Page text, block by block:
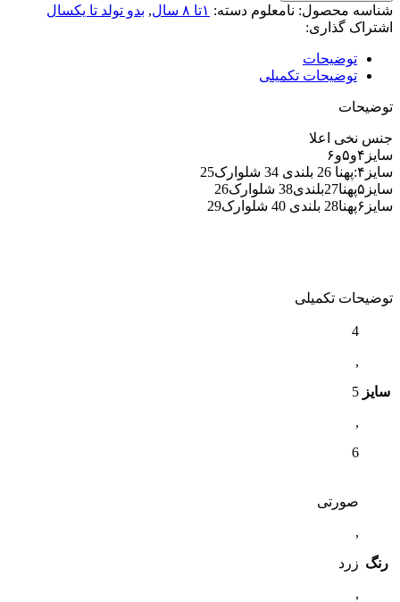
شناسه محصول: نامعلوم دسته: ۱تا ۸ سال , بدو تولد تا یکسال
اشتراک گذاری:
توضیحات
توضیحات تکمیلی
توضیحات
جنس نخی اعلا
سایز۴و۵و۶
سایز۴:پهنا 26 بلندی 34 شلوارک25
سایز۵پهنا27بلندی38 شلوارک26
سایز۶پهنا28 بلندی 40 شلوارک29
توضیحات تکمیلی
سایز
4
,
5
,
6
رنگ
صورتی
,
زرد
,